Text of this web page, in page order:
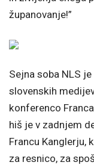
županovanje!”
Sejna soba NLS
slovenskih
konferenco
hiš je v zadnjem
Francu Kanglerju,
za resnico, za